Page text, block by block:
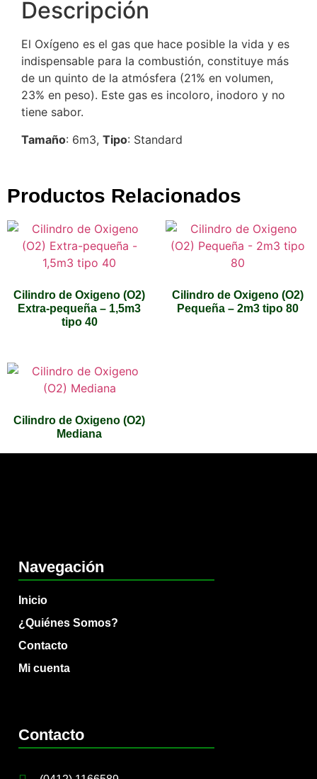
Descripción
El Oxígeno es el gas que hace posible la vida y es
indispensable para la combustión, constituye más
de un quinto de la atmósfera (21% en volumen,
23% en peso). Este gas es incoloro, inodoro y no
tiene sabor.
Tamaño: 6m3, Tipo: Standard
Productos Relacionados
Cilindro de Oxigeno (O2)
Extra-pequeña – 1,5m3
tipo 40
Cilindro de Oxigeno (O2)
Pequeña – 2m3 tipo 80
Cilindro de Oxigeno (O2)
Mediana
Navegación
Inicio
¿Quiénes Somos?
Contacto
Mi cuenta
Contacto